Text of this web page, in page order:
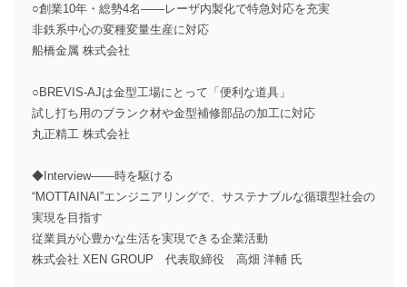
○創業10年・総勢4名――レーザ内製化で特急対応を充実
非鉄系中心の変種変量生産に対応
船橋金属 株式会社
○BREVIS-AJは金型工場にとって「便利な道具」
試し打ち用のブランク材や金型補修部品の加工に対応
丸正精工 株式会社
◆Interview――時を駆ける
“MOTTAINAI”エンジニアリングで、サステナブルな循環型社会の
実現を目指す
従業員が心豊かな生活を実現できる企業活動
株式会社 XEN GROUP 代表取締役 高畑 洋輔 氏